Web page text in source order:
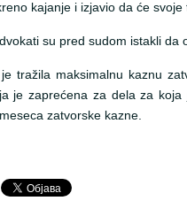
kajanje i izjavio da će
su pred sudom istakli
tražila maksimalnu kaznu
je zaprećena za dela za
zatvorske kazne.